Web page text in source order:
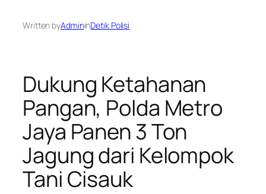
Written byAdmininDetik Polisi
Dukung Ketahanan
Pangan, Polda Metro
Jaya Panen 3 Ton
Jagung dari Kelompok
Tani Cisauk